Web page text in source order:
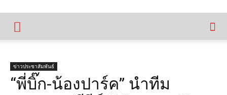
ข่าวประชาสัมพันธ์
“พี่บิ๊ก-น้องปาร์ค” นำทีม